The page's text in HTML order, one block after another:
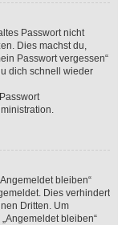
Passwort nicht
Dies machst du,
Passwort vergessen“
dich schnell wieder
bleiben“
Dies verhindert
Dritten. Um
bleiben“